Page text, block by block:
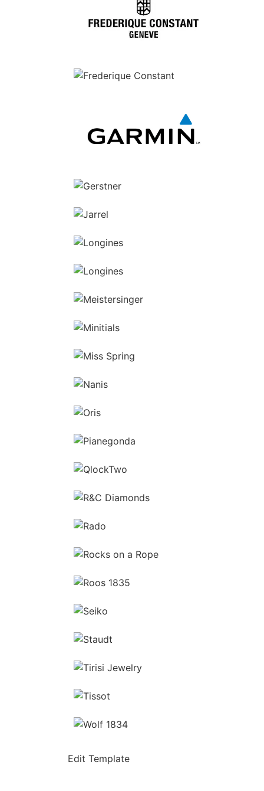
Edit Template